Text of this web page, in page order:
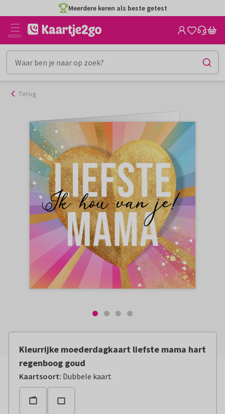
naar
inhoud
Meerdere keren als beste getest
MENU
Terug
Kleurrijke moederdagkaart liefste mama hart
regenboog goud
Kaartsoort: Dubbele kaart
Vanaf:€ 2,79 excl. verzendkosten